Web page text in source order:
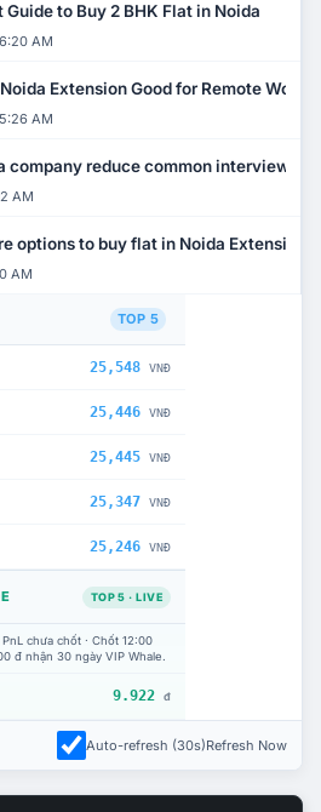
to Buy 2 BHK Flat in Noida
AM
Extension Good for Remote Work?
AM
company reduce common interview
AM
options to buy flat in Noida Extension?
AM
TOP 5
25,548 VNĐ
25,446 VNĐ
25,445 VNĐ
25,347 VNĐ
25,246 VNĐ
TOP 5 · LIVE
chưa chốt · Chốt 12:00
đ nhận 30 ngày VIP Whale.
9.922 đ
Auto-refresh (30s)Refresh Now